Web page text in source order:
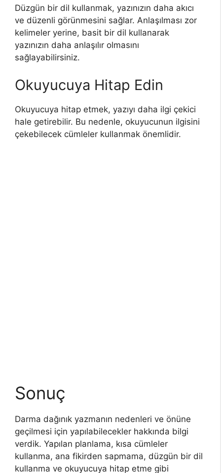
Düzgün bir dil kullanmak, yazınızın daha akıcı
ve düzenli görünmesini sağlar. Anlaşılması zor
kelimeler yerine, basit bir dil kullanarak
yazınızın daha anlaşılır olmasını
sağlayabilirsiniz.
Okuyucuya Hitap Edin
Okuyucuya hitap etmek, yazıyı daha ilgi çekici
hale getirebilir. Bu nedenle, okuyucunun ilgisini
çekebilecek cümleler kullanmak önemlidir.
Sonuç
Darma dağınık yazmanın nedenleri ve önüne
geçilmesi için yapılabilecekler hakkında bilgi
verdik. Yapılan planlama, kısa cümleler
kullanma, ana fikirden sapmama, düzgün bir dil
kullanma ve okuyucuya hitap etme gibi